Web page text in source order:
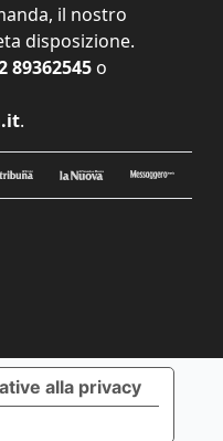
il nostro
disposizione.
89362545 o
.
alla privacy